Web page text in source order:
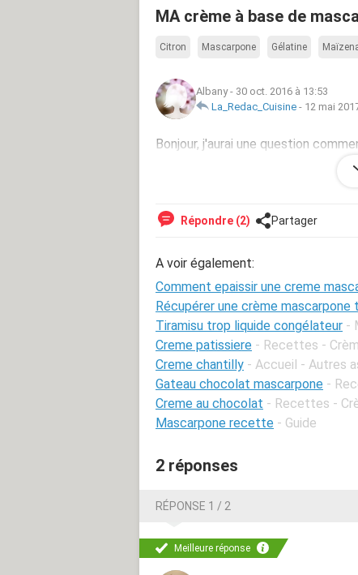
MA crème à base de
Citron Mascarpone Gélatine
Albany- 30 oct. 2016 à 13:53
La_Redac_Cuisine - 12 mai
Bonjour, j'aurai une question
Répondre (2) Partager
A voir également:
Comment epaissir une creme
Récupérer une crème mascarpone
Tiramisu trop liquide congélateur -
Creme patissiere - Recettes -
Creme chantilly - Accueil - Autres
Gateau chocolat mascarpone -
Creme au chocolat - Recettes -
Mascarpone recette - Guide
2 réponses
RÉPONSE 1 / 2
Meilleure réponse